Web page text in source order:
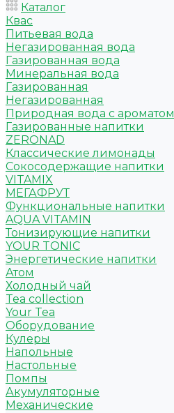
Каталог
Квас
Питьевая вода
Негазированная вода
Газированная вода
Минеральная вода
Газированная
Негазированная
Природная вода с ароматом
Газированные напитки
ZERONAD
Классические лимонады
Сокосодержащие напитки
VITAMIX
МЕГАФРУТ
Функциональные напитки
AQUA VITAMIN
Тонизирующие напитки
YOUR TONIC
Энергетические напитки
Атом
Холодный чай
Tea collection
Your Tea
Оборудование
Кулеры
Напольные
Настольные
Помпы
Акумуляторные
Механические